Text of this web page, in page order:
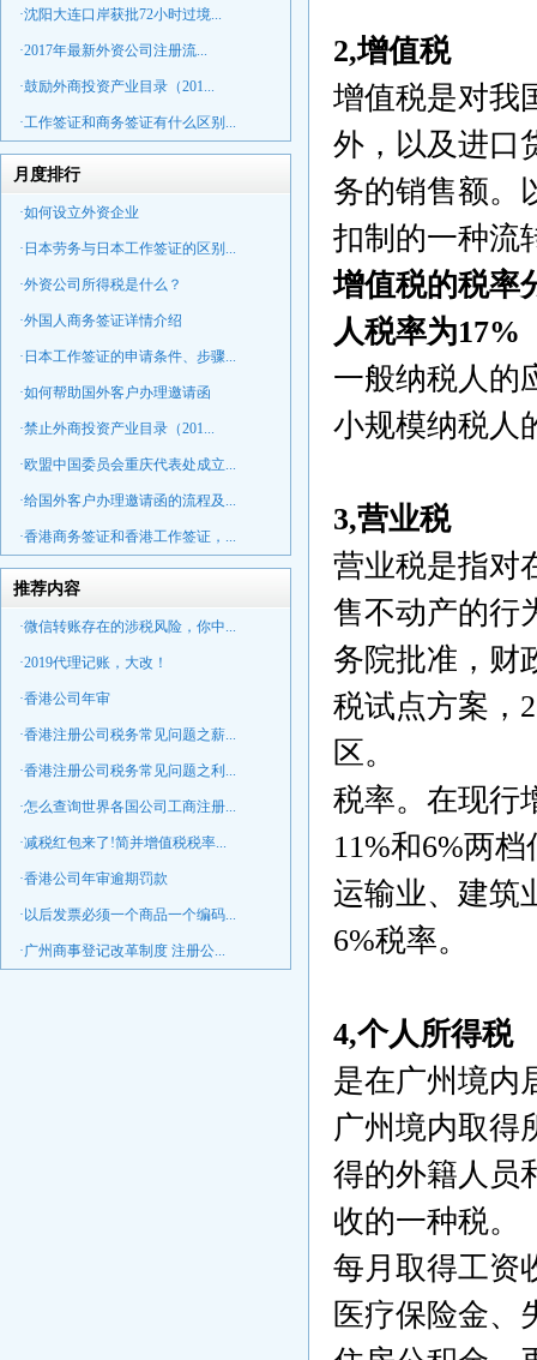
·沈阳大连口岸获批72小时过境...
·2017年最新外资公司注册流...
·鼓励外商投资产业目录（201...
·工作签证和商务签证有什么区别...
月度排行
·如何设立外资企业
·日本劳务与日本工作签证的区别...
·外资公司所得税是什么？
·外国人商务签证详情介绍
·日本工作签证的申请条件、步骤...
·如何帮助国外客户办理邀请函
·禁止外商投资产业目录（201...
·欧盟中国委员会重庆代表处成立...
·给国外客户办理邀请函的流程及...
·香港商务签证和香港工作签证，...
推荐内容
·微信转账存在的涉税风险，你中...
·2019代理记账，大改！
·香港公司年审
·香港注册公司税务常见问题之薪...
·香港注册公司税务常见问题之利...
·怎么查询世界各国公司工商注册...
·减税红包来了!简并增值税税率...
·香港公司年审逾期罚款
·以后发票必须一个商品一个编码...
·广州商事登记改革制度 注册公...
2,增值税
增值税是对我
外，以及进口
务的销售额。
扣制的一种流
增值税的税率
人税率为17%
一般纳税人的
小规模纳税人
3,营业税
营业税是指对
售不动产的行
务院批准，财
税试点方案，
区。
税率。在现行
11%和6%两
运输业、建筑
6%税率。
4,个人所得税
是在广州境内
广州境内取得
得的外籍人员
收的一种税。
每月取得工资
医疗保险金、